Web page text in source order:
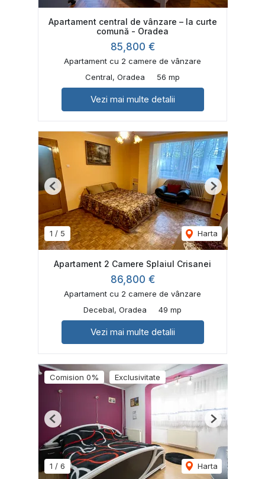
Apartament central de vânzare – la curte
comună - Oradea
85,800 €
Apartament cu 2 camere de vânzare
Central, Oradea
56 mp
Vezi mai multe detalii
1 / 5 Harta
Previous Next
Apartament 2 Camere Splaiul Crisanei
86,800 €
Apartament cu 2 camere de vânzare
Decebal, Oradea
49 mp
Vezi mai multe detalii
Comision 0% Exclusivitate
1 / 6 Harta
Previous Next